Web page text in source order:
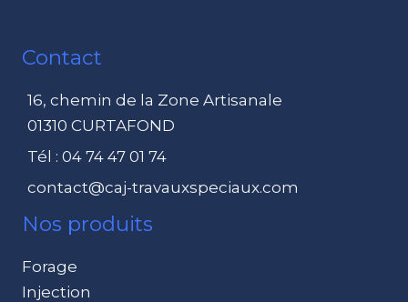
Contact
16, chemin de la Zone Artisanale
01310 CURTAFOND
Tél : 04 74 47 01 74
contact@caj-travauxspeciaux.com
Nos produits
Forage
Injection